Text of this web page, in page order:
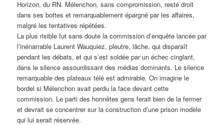
Horizon, du RN. Mélenchon, sans compromission, resté droit
dans ses bottes et remarquablement épargné par les affaires,
malgré les tentatives répétées.
La plus risible fut sans doute la commission d’enquête lancée par
l’inénarrable Laurent Wauquiez, pleutre, lâche, qui disparaît
pendant les débats, et qui s’est soldée par un échec cinglant,
dans le silence assourdissant des médias dominants. Le silence
remarquable des plateaux télé est admirable. On imagine le
bordel si Mélenchon avait perdu la face devant cette
commission. Le parti des honnêtes gens ferait bien de la fermer
et devrait se concentrer sur la construction d’une prison modèle
qui lui serait réservée.